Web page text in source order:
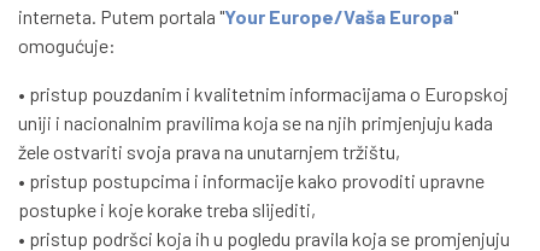
interneta. Putem portala "Your Europe/Vaša Europa"
omogućuje:
• pristup pouzdanim i kvalitetnim informacijama o Europskoj
uniji i nacionalnim pravilima koja se na njih primjenjuju kada
žele ostvariti svoja prava na unutarnjem tržištu,
• pristup postupcima i informacije kako provoditi upravne
postupke i koje korake treba slijediti,
• pristup podršci koja ih u pogledu pravila koja se promjenjuju